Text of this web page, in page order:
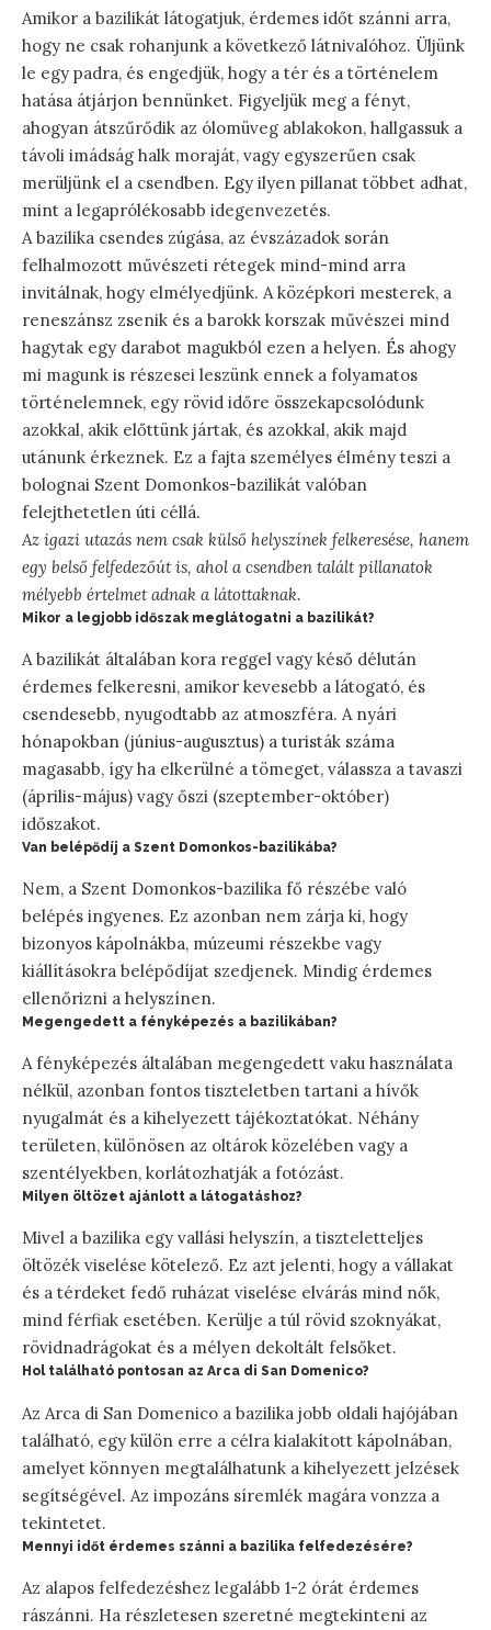
Amikor a bazilikát látogatjuk, érdemes időt szánni arra,
hogy ne csak rohanjunk a következő látnivalóhoz. Üljünk
le egy padra, és engedjük, hogy a tér és a történelem
hatása átjárjon bennünket. Figyeljük meg a fényt,
ahogyan átszűrődik az ólomüveg ablakokon, hallgassuk a
távoli imádság halk moraját, vagy egyszerűen csak
merüljünk el a csendben. Egy ilyen pillanat többet adhat,
mint a legaprólékosabb idegenvezetés.
A bazilika csendes zúgása, az évszázadok során
felhalmozott művészeti rétegek mind-mind arra
invitálnak, hogy elmélyedjünk. A középkori mesterek, a
reneszánsz zsenik és a barokk korszak művészei mind
hagytak egy darabot magukból ezen a helyen. És ahogy
mi magunk is részesei leszünk ennek a folyamatos
történelemnek, egy rövid időre összekapcsolódunk
azokkal, akik előttünk jártak, és azokkal, akik majd
utánunk érkeznek. Ez a fajta személyes élmény teszi a
bolognai Szent Domonkos-bazilikát valóban
felejthetetlen úti céllá.
Az igazi utazás nem csak külső helyszínek felkeresése, hanem
egy belső felfedezőút is, ahol a csendben talált pillanatok
mélyebb értelmet adnak a látottaknak.
Mikor a legjobb időszak meglátogatni a bazilikát?
A bazilikát általában kora reggel vagy késő délután
érdemes felkeresni, amikor kevesebb a látogató, és
csendesebb, nyugodtabb az atmoszféra. A nyári
hónapokban (június-augusztus) a turisták száma
magasabb, így ha elkerülné a tömeget, válassza a tavaszi
(április-május) vagy őszi (szeptember-október)
időszakot.
Van belépődíj a Szent Domonkos-bazilikába?
Nem, a Szent Domonkos-bazilika fő részébe való
belépés ingyenes. Ez azonban nem zárja ki, hogy
bizonyos kápolnákba, múzeumi részekbe vagy
kiállításokra belépődíjat szedjenek. Mindig érdemes
ellenőrizni a helyszínen.
Megengedett a fényképezés a bazilikában?
A fényképezés általában megengedett vaku használata
nélkül, azonban fontos tiszteletben tartani a hívők
nyugalmát és a kihelyezett tájékoztatókat. Néhány
területen, különösen az oltárok közelében vagy a
szentélyekben, korlátozhatják a fotózást.
Milyen öltözet ajánlott a látogatáshoz?
Mivel a bazilika egy vallási helyszín, a tiszteletteljes
öltözék viselése kötelező. Ez azt jelenti, hogy a vállakat
és a térdeket fedő ruházat viselése elvárás mind nők,
mind férfiak esetében. Kerülje a túl rövid szoknyákat,
rövidnadrágokat és a mélyen dekoltált felsőket.
Hol található pontosan az Arca di San Domenico?
Az Arca di San Domenico a bazilika jobb oldali hajójában
található, egy külön erre a célra kialakított kápolnában,
amelyet könnyen megtalálhatunk a kihelyezett jelzések
segítségével. Az impozáns síremlék magára vonzza a
tekintetet.
Mennyi időt érdemes szánni a bazilika felfedezésére?
Az alapos felfedezéshez legalább 1-2 órát érdemes
rászánni. Ha részletesen szeretné megtekinteni az